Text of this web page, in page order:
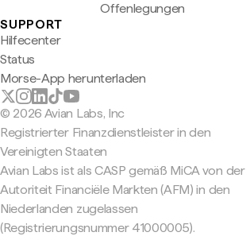
Offenlegungen
SUPPORT
Hilfecenter
Status
Morse-App herunterladen
© 2026 Avian Labs, Inc
Registrierter Finanzdienstleister in den
Vereinigten Staaten
Avian Labs ist als CASP gemäß MiCA von der
Autoriteit Financiële Markten (AFM) in den
Niederlanden zugelassen
(Registrierungsnummer 41000005).